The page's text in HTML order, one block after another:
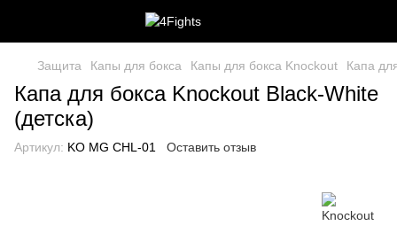
Защита Капы для бокса Капы для бокса Knockout Капа
Капа для бокса Knockout Black-White
(детска)
Артикул: KO MG CHL-01 Оставить отзыв